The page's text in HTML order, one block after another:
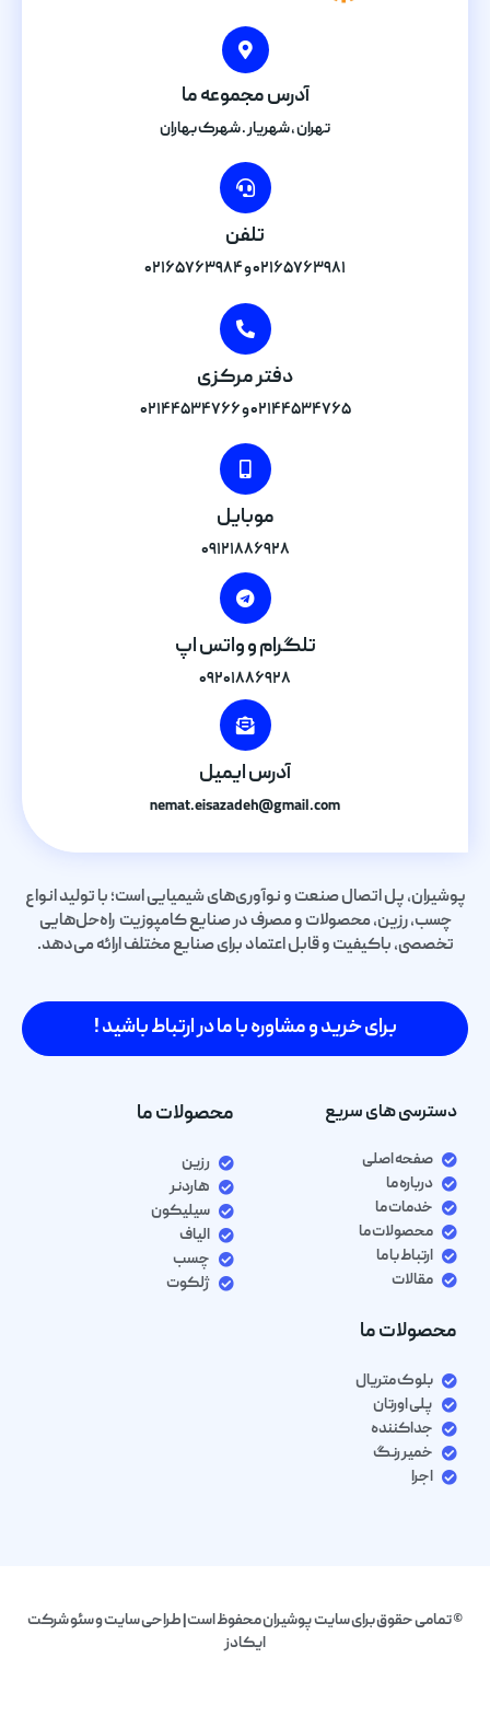
آدرس مجموعه ما
تهران , شهریار . شهرک بهاران
تلفن
۰۲۱۶۵۷۶۳۹۸۱ و ۰۲۱۶۵۷۶۳۹۸۴
دفتر مرکزی
۰۲۱۴۴۵۳۴۷۶۵ و ۰۲۱۴۴۵۳۴۷۶۶
موبایل
۰۹۱۲۱۸۸۶۹۲۸
تلگرام و واتس اپ
۰۹۲۰۱۸۸۶۹۲۸
آدرس ایمیل
nemat.eisazadeh@gmail.com
پوشیران، پل اتصال صنعت و نوآوری‌های شیمیایی است؛ با تولید انواع
چسب، رزین، محصولات و مصرف در صنایع کامپوزیت راه‌حل‌هایی
تخصصی، باکیفیت و قابل اعتماد برای صنایع مختلف ارائه می‌دهد.
برای خرید و مشاوره با ما در ارتباط باشید !
دسترسی های سریع
صفحه اصلی
درباره ما
خدمات ما
محصولات ما
ارتباط با ما
مقالات
محصولات ما
رزین
هاردنر
سیلیکون
الیاف
چسب
ژلکوت
محصولات ما
بلوک متریال
پلی اورتان
جداکننده
خمیر رنگ
اجرا
© تمامی حقوق برای سایت پوشیران محفوظ است| طراحی سایت و سئو شرکت
ایکادز